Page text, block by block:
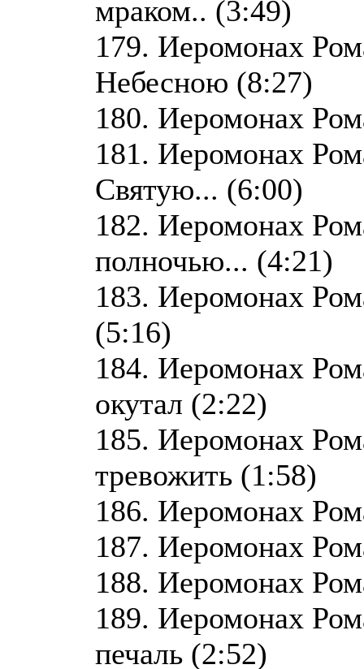
мраком.. (3:49)
179. Иеромонах
Небесною (8:27)
180. Иеромонах
181. Иеромонах
Святую... (6:00)
182. Иеромонах
полночью... (4:21)
183. Иеромонах
(5:16)
184. Иеромонах
окутал (2:22)
185. Иеромонах
тревожить (1:58)
186. Иеромонах
187. Иеромонах
188. Иеромонах
189. Иеромонах
печаль (2:52)